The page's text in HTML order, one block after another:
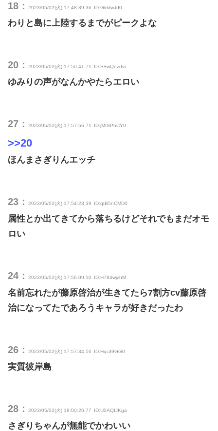
18： 2023/05/02(火) 17:48:39.36 ID:GkkfwJrI0
わりと島に上陸するまでがピークよな
20： 2023/05/02(火) 17:50:41.71 ID:S+wQezdvr
ゆみりの声がなんかやたらエロい
27： 2023/05/02(火) 17:57:56.71 ID:jMtSPhCY0
>>20
ほんまさぎりんエッチ
23： 2023/05/02(火) 17:54:23.39 ID:qtB5nCMD0
属性とか出てきてから落ちるけどそれでもまだオモ
ロい
24： 2023/05/02(火) 17:56:09.10 ID:H784wjzhM
名前忘れたが藤原啓治が生きてたら7割方cv藤原啓
治になってたであろうキャラが好きだったわ
26： 2023/05/02(火) 17:57:34.56 ID:HqciI9GG0
実質彼岸島
28： 2023/05/02(火) 18:00:26.77 ID:U0AQIJKga
さぎりちゃんが無能でかわいい